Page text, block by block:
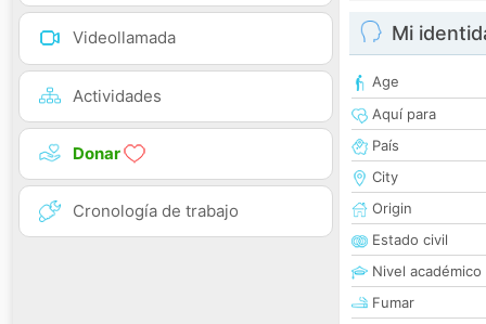
Videollamada
Actividades
Donar
Cronología de trabajo
Mi
Age
Aquí para
País
City
Origin
Estado civil
Nivel académico
Fumar